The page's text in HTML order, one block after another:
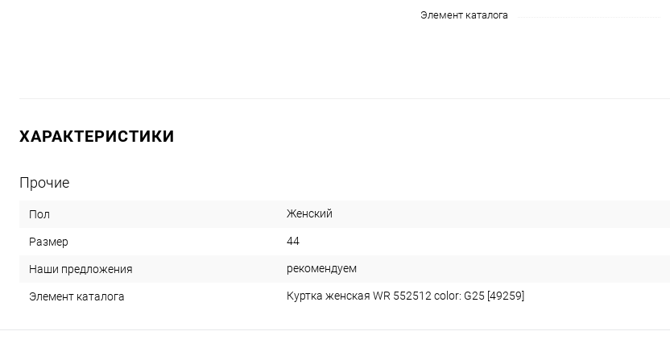
Элемент каталога
ХАРАКТЕРИСТИКИ
Прочие
Пол Женский
Размер 44
Наши предложения рекомендуем
Элемент каталога Куртка женская WR 552512 color: G25 [49259]